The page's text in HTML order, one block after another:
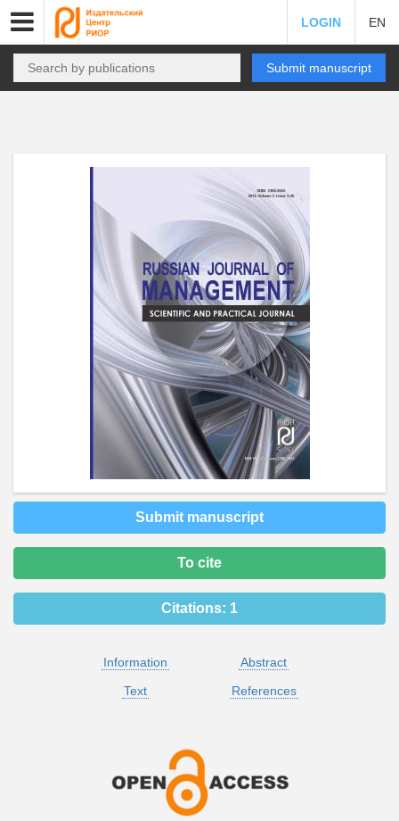
LOGIN EN
Submit manuscript
Submit manuscript
To cite
Citations: 1
Information
Abstract
Text
References